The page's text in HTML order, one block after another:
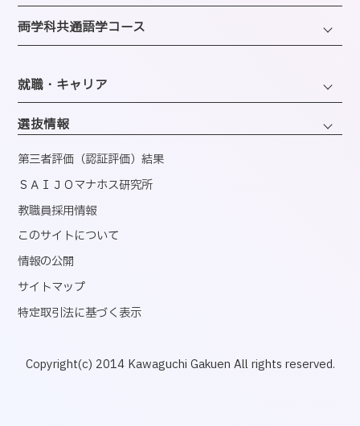
アクセス
クラブ＆サークルのご案内
海外留学制度
ビューティーホスピタリティコース
経営・マーケティングコース
医療事務コンピュータコース
くすり・登録販売者コース
情報・AIライフコース
観光・ツアープランニングコース
ホテル・ホスピタリティコース
エアライン・ホスピタリティコース
ブライダル・コーディネートコース
ウェディング・ファッションコース
公務・地域プロデュースコース
─両学科共通語学コース
英語コミュニケーションコース
就職・キャリア
キャリアサポートセンター
国内インターンシップ・課外研修
産官学連携
内定者速報
選抜情報
第三者評価（認証評価）結果
ＳＡＩＪＯマナホス研究所
教職員採用情報
このサイトについて
情報の公開
サイトマップ
特定取引法に基づく表示
Copyright(c) 2014 Kawaguchi Gakuen All rights reserved.